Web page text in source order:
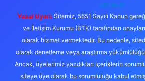
@karabul
Yasal Uyarı: Sitemiz, 5651 Sayılı Kanun
ve İletişim Kurumu (BTK) tarafından
olarak hizmet vermektedir. Bu nedenle,
olarak denetleme veya araştırma
Ancak, üyelerimiz yazdıkları içeriklerin
siteye üye olarak bu sorumluluğu kabul etmiş